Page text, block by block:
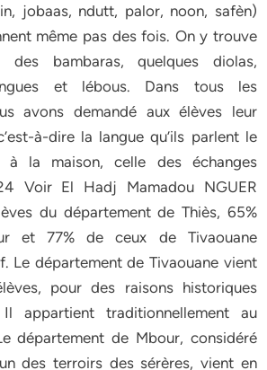
jobaas, ndutt, palor, noon, safèn)
même pas des fois. On y trouve
des bambaras, quelques diolas,
et lébous. Dans tous les
avons demandé aux élèves leur
à-dire la langue qu’ils parlent le
à la maison, celle des échanges
Voir El Hadj Mamadou NGUER
du département de Thiès, 65%
et 77% de ceux de Tivaouane
Le département de Tivaouane vient
pour des raisons historiques
Il appartient traditionnellement au
département de Mbour, considéré
des terroirs des sérères, vient en